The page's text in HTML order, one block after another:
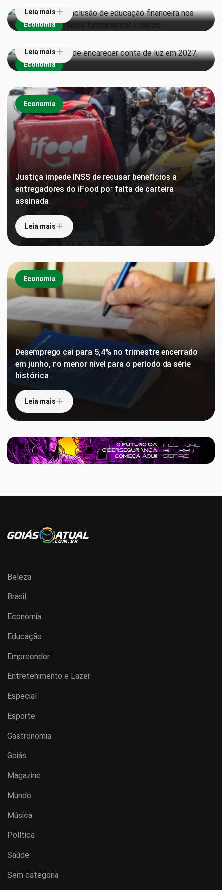
Economia
Leia mais
Economia
Super El Niño pode encarecer conta de luz em 2027,
aponta estudo
Leia mais
Economia
Justiça impede INSS de recusar benefícios a
entregadores do iFood por falta de carteira
assinada
Leia mais
Economia
Desemprego cai para 5,4% no trimestre encerrado
em junho, no menor nível para o período da série
histórica
Leia mais
Beleza
Brasil
Economia
Educação
Empreender
Entretenimento e Lazer
Especial
Esporte
Gastronomia
Goiás
Magazine
Mundo
Música
Política
Saúde
Sem categoria